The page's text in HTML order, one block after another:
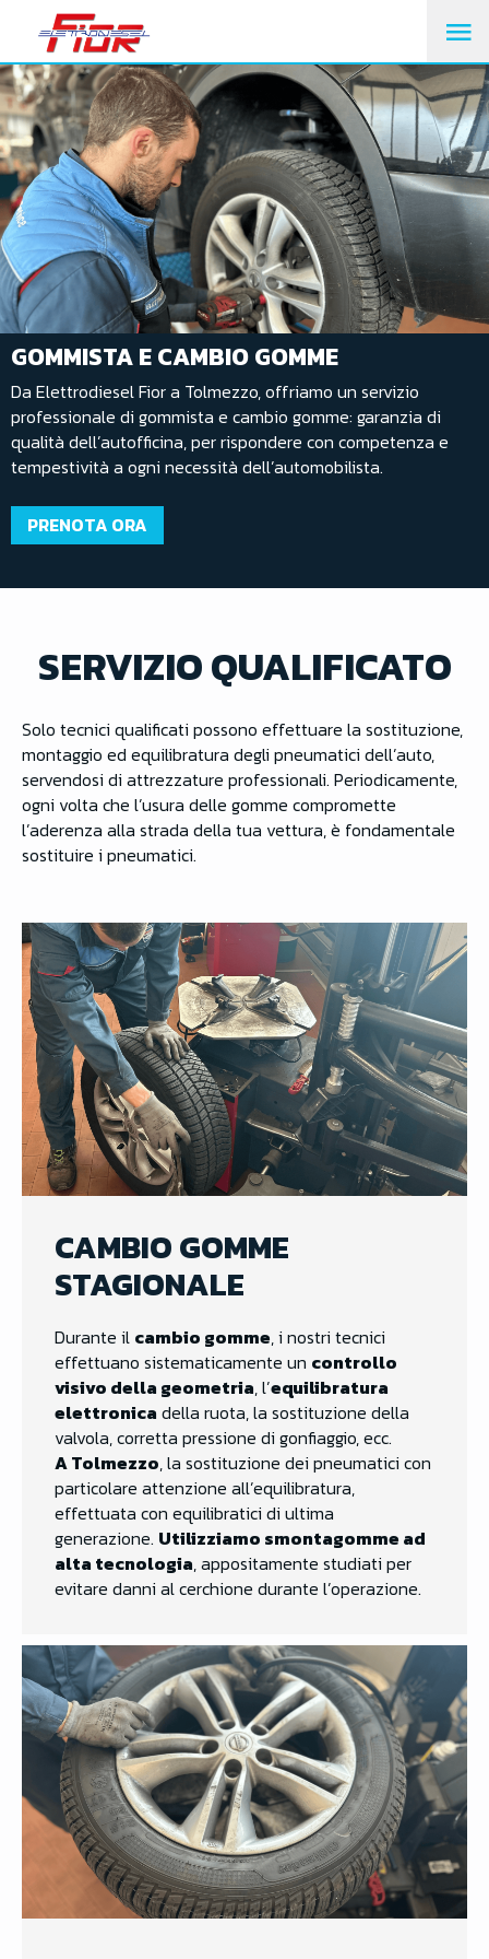
GOMMISTA E CAMBIO GOMME
Da Elettrodiesel Fior a Tolmezzo, offriamo un servizio
professionale di gommista e cambio gomme: garanzia di
qualità dell’autofficina, per rispondere con competenza e
tempestività a ogni necessità dell’automobilista.
PRENOTA ORA
SERVIZIO QUALIFICATO
Solo tecnici qualificati possono effettuare la sostituzione,
montaggio ed equilibratura degli pneumatici dell’auto,
servendosi di attrezzature professionali. Periodicamente,
ogni volta che l’usura delle gomme compromette
l’aderenza alla strada della tua vettura, è fondamentale
sostituire i pneumatici.
CAMBIO GOMME
STAGIONALE
Durante il cambio gomme, i nostri tecnici
effettuano sistematicamente un controllo
visivo della geometria, l’equilibratura
elettronica della ruota, la sostituzione della
valvola, corretta pressione di gonfiaggio, ecc.
A Tolmezzo, la sostituzione dei pneumatici con
particolare attenzione all’equilibratura,
effettuata con equilibratici di ultima
generazione. Utilizziamo smontagomme ad
alta tecnologia, appositamente studiati per
evitare danni al cerchione durante l’operazione.